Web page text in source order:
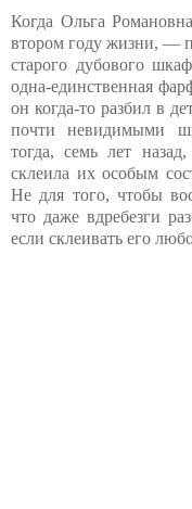
Когда Ольга
втором году жизни, —
старого дубового
одна-единственная
он когда-то разбил в
почти невидимыми
тогда, семь лет
склеила их особым
Не для того, чтобы
что даже вдребезги
если склеивать его